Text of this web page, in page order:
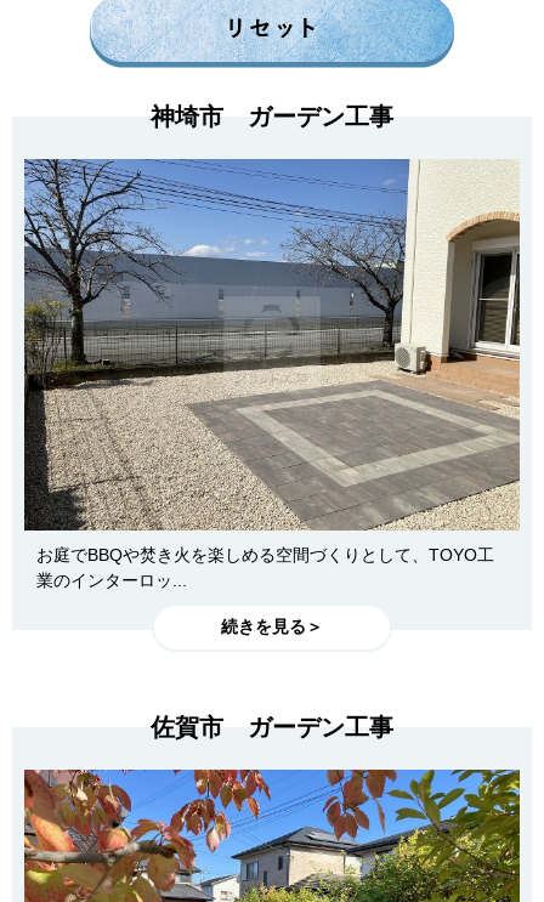
神埼市 ガーデン工事
お庭でBBQや焚き火を楽しめる空間づくりとして、TOYO工
業のインターロッ...
続きを見る＞
佐賀市 ガーデン工事